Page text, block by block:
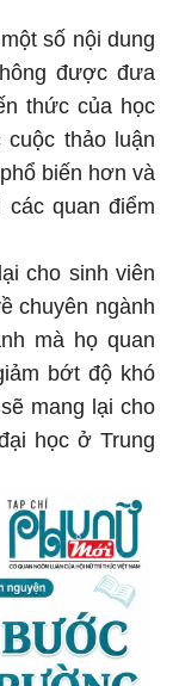
số nội dung
được đưa
thức của học
thảo luận
biến hơn và
quan điểm
cho sinh viên
chuyên ngành
mà họ quan
bớt độ khó
mang lại cho
học ở Trung